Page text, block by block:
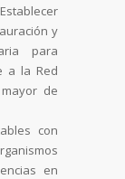
y
para
a la Red
de
con
en